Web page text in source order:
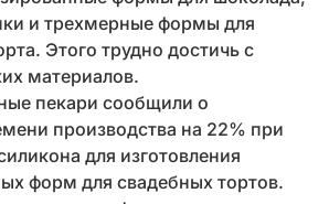
и трехмерные формы для
Этого трудно достичь с
материалов.
пекари сообщили о
производства на 22% при
для изготовления
форм для свадебных тортов.